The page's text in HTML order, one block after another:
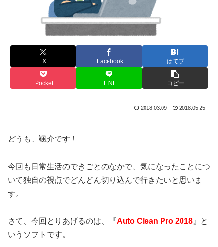
X Facebook はてブ
Pocket LINE コピー
2018.03.09 2018.05.25
どうも、颯介です！
今回も日常生活のできごとのなかで、気になったことにつ
いて独自の視点でどんどん切り込んで行きたいと思いま
す。
さて、今回とりあげるのは、『Auto Clean Pro 2018 』と
いうソフトです。